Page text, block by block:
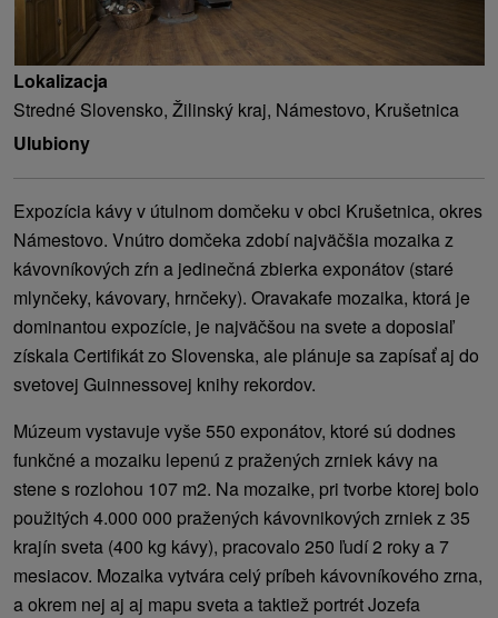
Lokalizacja
Stredné Slovensko, Žilinský kraj, Námestovo, Krušetnica
Ulubiony
Expozícia kávy v útulnom domčeku v obci Krušetnica, okres
Námestovo. Vnútro domčeka zdobí najväčšia mozaika z
kávovníkových zŕn a jedinečná zbierka exponátov (staré
mlynčeky, kávovary, hrnčeky). Oravakafe mozaika, ktorá je
dominantou expozície, je najväčšou na svete a doposiaľ
získala Certifikát zo Slovenska, ale plánuje sa zapísať aj do
svetovej Guinnessovej knihy rekordov.
Múzeum vystavuje vyše 550 exponátov, ktoré sú dodnes
funkčné a mozaiku lepenú z pražených zrniek kávy na
stene s rozlohou 107 m2. Na mozaike, pri tvorbe ktorej bolo
použitých 4.000 000 pražených kávovnikových zrniek z 35
krajín sveta (400 kg kávy), pracovalo 250 ľudí 2 roky a 7
mesiacov. Mozaika vytvára celý príbeh kávovníkového zrna,
a okrem nej aj aj mapu sveta a taktiež portrét Jozefa